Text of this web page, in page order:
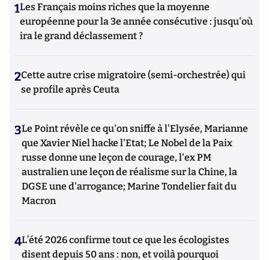
1Les Français moins riches que la moyenne
européenne pour la 3e année consécutive : jusqu'où
ira le grand déclassement ?
2Cette autre crise migratoire (semi-orchestrée) qui
se profile après Ceuta
3Le Point révèle ce qu'on sniffe à l'Elysée, Marianne
que Xavier Niel hacke l'Etat; Le Nobel de la Paix
russe donne une leçon de courage, l'ex PM
australien une leçon de réalisme sur la Chine, la
DGSE une d'arrogance; Marine Tondelier fait du
Macron
4L’été 2026 confirme tout ce que les écologistes
disent depuis 50 ans : non, et voilà pourquoi